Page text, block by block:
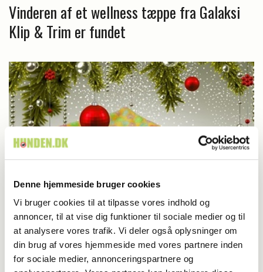
Denne hjemmeside bruger cookies
Vi bruger cookies til at tilpasse vores indhold og
annoncer, til at vise dig funktioner til sociale medier og til
at analysere vores trafik. Vi deler også oplysninger om
din brug af vores hjemmeside med vores partnere inden
for sociale medier, annonceringspartnere og
Vinderen af et wellness tæppe fra Galaksi
Klip & Trim er fundet
Konkurrencer
Du kan stadig nå at deltage i vores